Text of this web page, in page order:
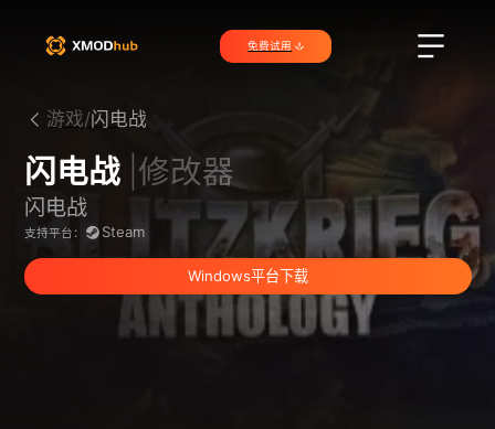
免费试用
游戏/闪电战
闪电战 |修改器
闪电战
支持平台： Steam
Windows平台下载